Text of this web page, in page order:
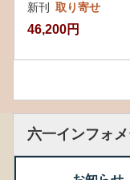
新刊 取り寄せ
46,200円
六一インフォ